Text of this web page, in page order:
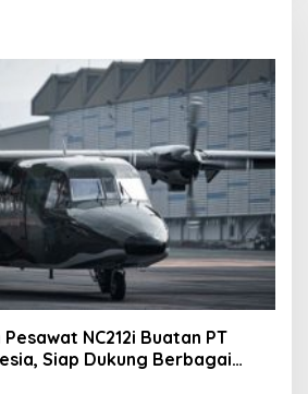
NC212i Buatan PT
Siap Dukung Berbagai